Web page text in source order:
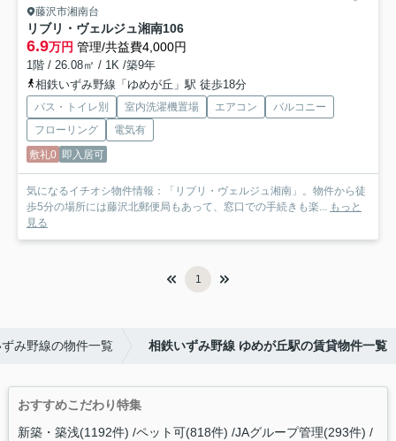
藤沢市湘南台
リブリ・ヴェルジュ湘南106
6.9万円 管理/共益費4,000円
1階 / 26.08㎡ / 1K /築9年
相鉄いずみ野線「ゆめが丘」駅 徒歩18分
バス・トイレ別 室内洗濯機置場 エアコン
バルコニー
フローリング
電気有
敷礼0 即入居可
気になるイチオシ物件情報：「リブリ・ヴェルジュ湘南」。物件から徒
歩5分の場所には藤沢北郵便局もあって、窓口での手続きも楽... もっと
見る
1
み野線の物件一覧 相鉄いずみ野線 ゆめが丘駅の賃貸物件一覧
おすすめこだわり特集
新築・築浅(1192件) ペット可(818件) JAグループ管理(293件)